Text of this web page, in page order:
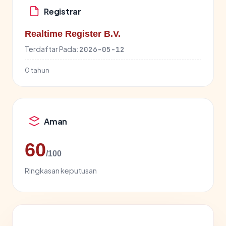
Registrar
Realtime Register B.V.
Terdaftar Pada: 2026-05-12
0 tahun
Aman
60/100
Ringkasan keputusan